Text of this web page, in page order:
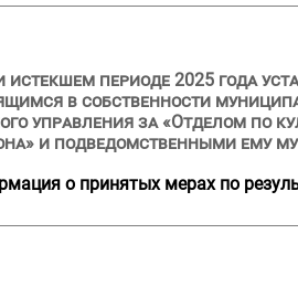
истекшем периоде 2025 года
в собственности
управления за «Отделом по
и подведомственными ему
о принятых мерах по